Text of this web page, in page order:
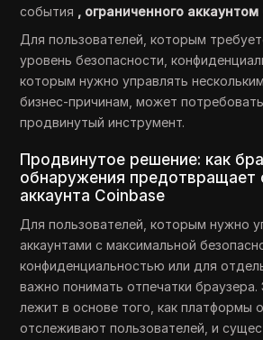
события , ограниченного
Для пользователей, которым
уровень безопасности,
которым нужно управлять
бизнес-причинам, может
продвинутый инструмент.
Продвинутое решение: как
обнаружения предотвращает
аккаунта Coinbase
Для пользователей, которым нужно
аккаунтами с максимальной
конфиденциальностью или для
важно понимать отпечатки браузера.
лежит в основе того, как платформы
отслеживают пользователей, и